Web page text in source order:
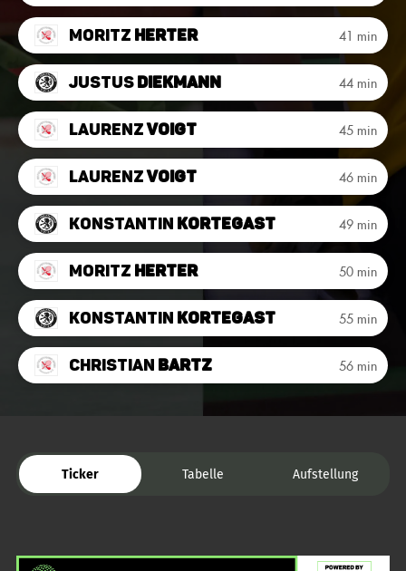
Moritz Herter 41 min
JustusDiekmann 44 min
LaurenzVoigt 45 min
LaurenzVoigt 46 min
Konstantin Kortegast 49 min
Moritz Herter 50 min
Konstantin Kortegast 55 min
Christian Bartz 56 min
Ticker Tabelle Aufstellung